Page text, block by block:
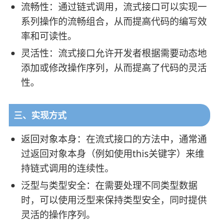
流畅性：通过链式调用，流式接口可以实现一
系列操作的流畅组合，从而提高代码的编写效
率和可读性。
灵活性：流式接口允许开发者根据需要动态地
添加或修改操作序列，从而提高了代码的灵活
性。
三、实现方式
返回对象本身：在流式接口的方法中，通常通
过返回对象本身（例如使用this关键字）来维
持链式调用的连续性。
泛型与类型安全：在需要处理不同类型数据
时，可以使用泛型来保持类型安全，同时提供
灵活的操作序列。